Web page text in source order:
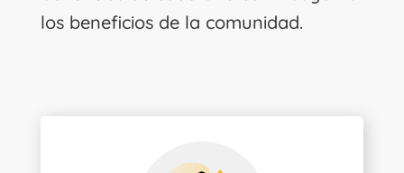
los beneficios de la comunidad.